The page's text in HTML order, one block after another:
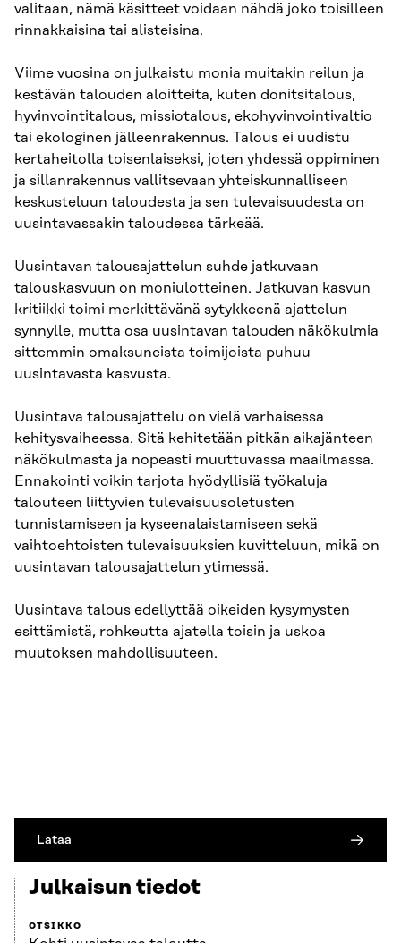
valitaan, nämä käsitteet voidaan nähdä joko toisilleen
rinnakkaisina tai alisteisina.
Viime vuosina on julkaistu monia muitakin reilun ja
kestävän talouden aloitteita, kuten donitsitalous,
hyvinvointitalous, missiotalous, ekohyvinvointivaltio
tai ekologinen jälleenrakennus. Talous ei uudistu
kertaheitolla toisenlaiseksi, joten yhdessä oppiminen
ja sillanrakennus vallitsevaan yhteiskunnalliseen
keskusteluun taloudesta ja sen tulevaisuudesta on
uusintavassakin taloudessa tärkeää.
Uusintavan talousajattelun suhde jatkuvaan
talouskasvuun on moniulotteinen. Jatkuvan kasvun
kritiikki toimi merkittävänä sytykkeenä ajattelun
synnylle, mutta osa uusintavan talouden näkökulmia
sittemmin omaksuneista toimijoista puhuu
uusintavasta kasvusta.
Uusintava talousajattelu on vielä varhaisessa
kehitysvaiheessa. Sitä kehitetään pitkän aikajänteen
näkökulmasta ja nopeasti muuttuvassa maailmassa.
Ennakointi voikin tarjota hyödyllisiä työkaluja
talouteen liittyvien tulevaisuusoletusten
tunnistamiseen ja kyseenalaistamiseen sekä
vaihtoehtoisten tulevaisuuksien kuvitteluun, mikä on
uusintavan talousajattelun ytimessä.
Uusintava talous edellyttää oikeiden kysymysten
esittämistä, rohkeutta ajatella toisin ja uskoa
muutoksen mahdollisuuteen.
Lataa
Julkaisun tiedot
OTSIKKO